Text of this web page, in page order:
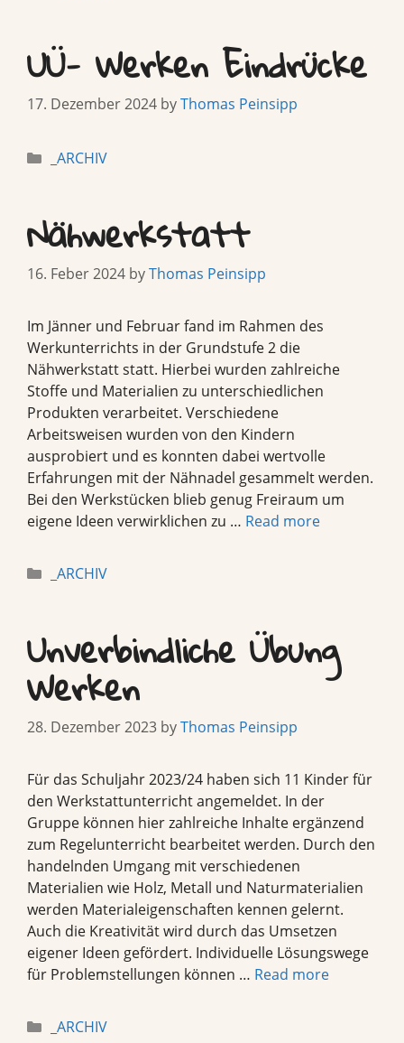
UÜ- Werken Eindrücke
17. Dezember 2024 byThomas Peinsipp
Categories
_ARCHIV
Nähwerkstatt
16. Feber 2024 byThomas Peinsipp
Im Jänner und Februar fand im Rahmen des
Werkunterrichts in der Grundstufe 2 die
Nähwerkstatt statt. Hierbei wurden zahlreiche
Stoffe und Materialien zu unterschiedlichen
Produkten verarbeitet. Verschiedene
Arbeitsweisen wurden von den Kindern
ausprobiert und es konnten dabei wertvolle
Erfahrungen mit der Nähnadel gesammelt werden.
Bei den Werkstücken blieb genug Freiraum um
eigene Ideen verwirklichen zu … Read more
Categories
_ARCHIV
Unverbindliche Übung
Werken
28. Dezember 2023 byThomas Peinsipp
Für das Schuljahr 2023/24 haben sich 11 Kinder für
den Werkstattunterricht angemeldet. In der
Gruppe können hier zahlreiche Inhalte ergänzend
zum Regelunterricht bearbeitet werden. Durch den
handelnden Umgang mit verschiedenen
Materialien wie Holz, Metall und Naturmaterialien
werden Materialeigenschaften kennen gelernt.
Auch die Kreativität wird durch das Umsetzen
eigener Ideen gefördert. Individuelle Lösungswege
für Problemstellungen können … Read more
Categories
_ARCHIV